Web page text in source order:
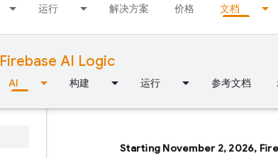
运行 解决方案 价格 文档
Firebase AI Logic
AI 构建 运行 参考文档
Starting November 2, 2026,